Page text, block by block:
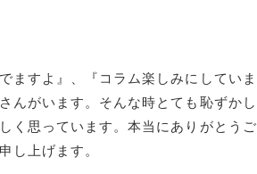
ますよ』、『コラム楽しみにしていま
んがいます。そんな時とても恥ずかし
く思っています。本当にありがとうご
申し上げます。